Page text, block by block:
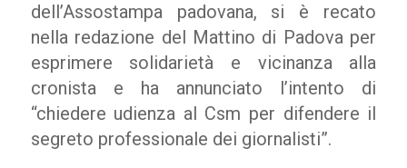
dell’Assostampa padovana, si è recato
nella redazione del Mattino di Padova per
esprimere solidarietà e vicinanza alla
cronista e ha annunciato l’intento di
“chiedere udienza al Csm per difendere il
segreto professionale dei giornalisti”.